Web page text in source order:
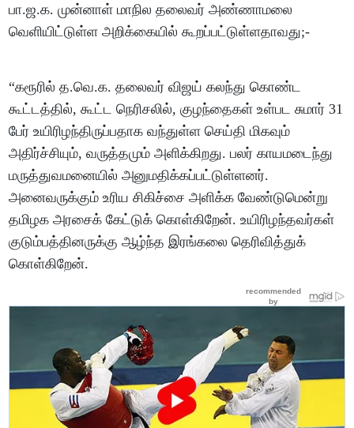
பா.ஜ.க. முன்னாள் மாநில தலைவர் அண்ணாமலை
வெளியிட்டுள்ள அறிக்கையில் கூறப்பட்டுள்ளதாவது;-
“கரூரில் த.வெ.க. தலைவர் விஜய் கலந்து கொண்ட
கூட்டத்தில், கூட்ட நெரிசலில், குழந்தைகள் உள்பட சுமார் 31
பேர் உயிரிழந்திருப்பதாக வந்துள்ள செய்தி மிகவும்
அதிர்ச்சியும், வருத்தமும் அளிக்கிறது. பலர் காயமடைந்து
மருத்துவமனையில் அனுமதிக்கப்பட்டுள்ளனர்.
அனைவருக்கும் உரிய சிகிச்சை அளிக்க வேண்டுமென்று
தமிழக அரசைக் கேட்டுக் கொள்கிறேன். உயிரிழந்தவர்கள்
குடும்பத்தினருக்கு ஆழ்ந்த இரங்கலை தெரிவித்துக்
கொள்கிறேன்.